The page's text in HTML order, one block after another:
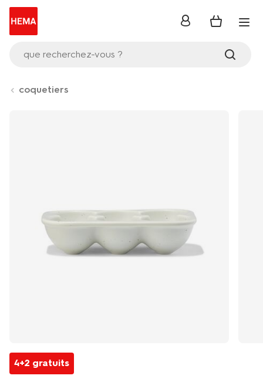
que recherchez-vous ?
se
coquetiers
4+2 gratuits